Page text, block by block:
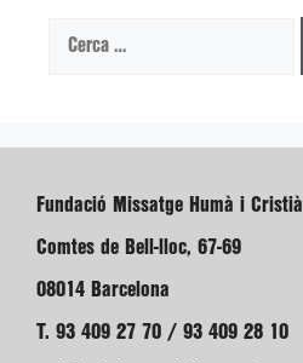
Cerca:
Fundació Missatge Humà i Cristià
Comtes de Bell-lloc, 67-69
08014 Barcelona
T. 93 409 27 70 / 93 409 28 10